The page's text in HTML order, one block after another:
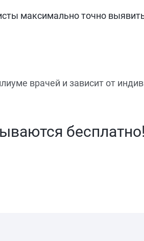
максимально точно
врачей и зависит от
бесплатно!